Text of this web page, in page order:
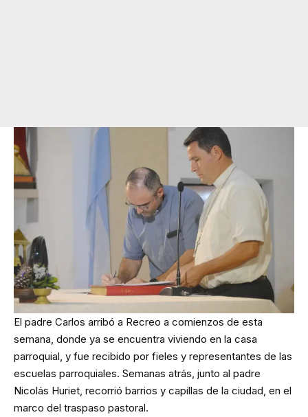
El padre Carlos arribó a Recreo a comienzos de esta
semana, donde ya se encuentra viviendo en la casa
parroquial, y fue recibido por fieles y representantes de las
escuelas parroquiales. Semanas atrás, junto al padre
Nicolás Huriet, recorrió barrios y capillas de la ciudad, en el
marco del traspaso pastoral.